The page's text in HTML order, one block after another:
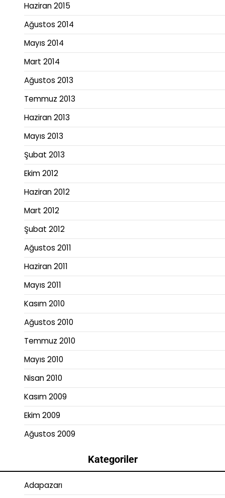
Haziran 2015
Ağustos 2014
Mayıs 2014
Mart 2014
Ağustos 2013
Temmuz 2013
Haziran 2013
Mayıs 2013
Şubat 2013
Ekim 2012
Haziran 2012
Mart 2012
Şubat 2012
Ağustos 2011
Haziran 2011
Mayıs 2011
Kasım 2010
Ağustos 2010
Temmuz 2010
Mayıs 2010
Nisan 2010
Kasım 2009
Ekim 2009
Ağustos 2009
Kategoriler
Adapazarı